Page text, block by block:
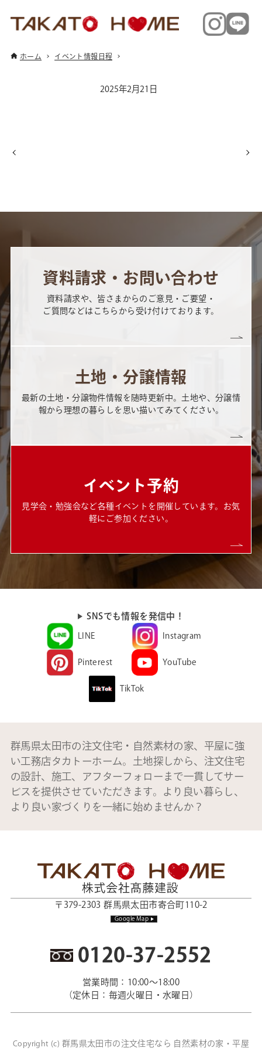
ホーム イベント情報日程
2025年2月21日
資料請求・お問い合わせ
資料請求や、皆さまからのご意見・ご要望・
ご質問などはこちらから受け付けております。
土地・分譲情報
最新の土地・分譲物件情報を随時更新中。土地や、分譲情
報から理想の暮らしを思い描いてみてください。
イベント予約
見学会・勉強会など各種イベントを開催しています。お気
軽にご参加ください。
SNSでも情報を発信中！
LINE Instagram
Pinterest YouTube
TikTok
群馬県太田市の注文住宅・自然素材の家、平屋に強
い工務店タカトーホーム。土地探しから、注文住宅
の設計、施工、アフターフォローまで一貫してサー
ビスを提供させていただきます。より良い暮らし、
より良い家づくりを一緒に始めませんか？
〒379-2303 群馬県太田市寄合町110-2
Google Map
0120-37-2552
営業時間：10:00～18:00
（定休日：毎週火曜日・水曜日）
Copyright (c) 群馬県太田市の注文住宅なら 自然素材の家・平屋